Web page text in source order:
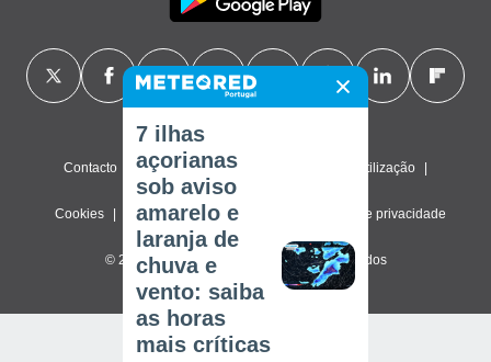
Contacto Sobre nós Termos de utilização
Cookies Política de privacidade Definições de privacidade
© 2026 Meteored. Todos os direitos reservados
7 ilhas
açorianas
sob aviso
amarelo e
laranja de
chuva e
vento: saiba
as horas
mais críticas